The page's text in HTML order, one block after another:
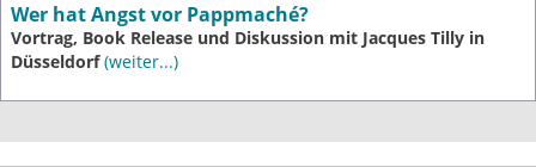
Wer hat Angst vor Pappmaché?
Vortrag, Book Release und Diskussion mit Jacques Tilly in
Düsseldorf(weiter...)